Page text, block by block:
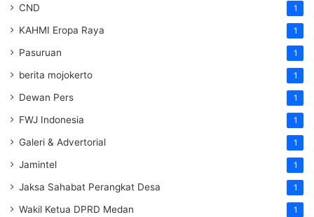
CND 1
KAHMI Eropa Raya 1
Pasuruan 1
berita mojokerto 1
Dewan Pers 1
FWJ Indonesia 1
Galeri & Advertorial 1
Jamintel 1
Jaksa Sahabat Perangkat Desa 1
Wakil Ketua DPRD Medan 1